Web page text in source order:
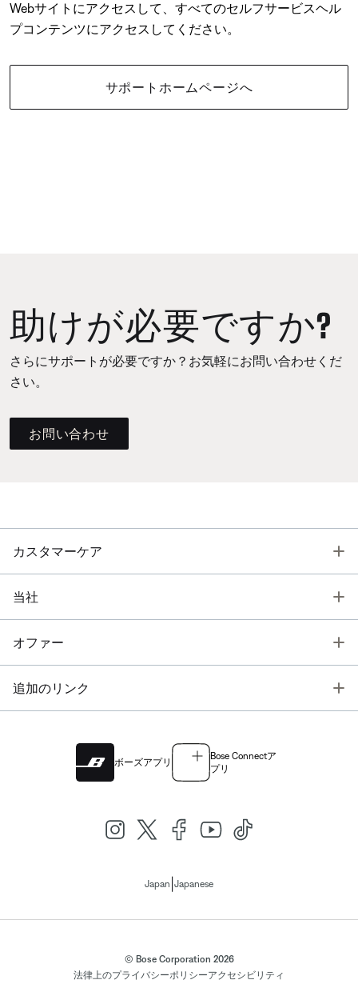
Webサイトにアクセスして、すべてのセルフサービスヘル
プコンテンツにアクセスしてください。
サポートホームページへ
助けが必要ですか?
さらにサポートが必要ですか？お気軽にお問い合わせくだ
さい。
お問い合わせ
カスタマーケア
当社
オファー
追加のリンク
ボーズアプリ
Bose Connectア
プリ
Japan Japanese
© Bose Corporation 2026
法律上のプライバシーポリシーアクセシビリティ